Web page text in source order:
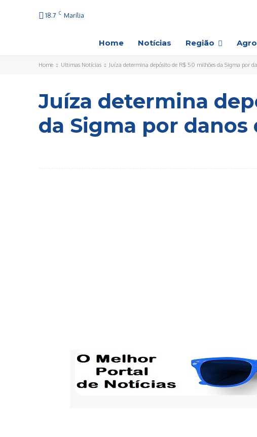
18.7 C Marília
Home Notícias Região
Home Ultimas Notícias Juíza determina depósito de R$ 50 milhões da Sigma por
Juíza determina
da Sigma por